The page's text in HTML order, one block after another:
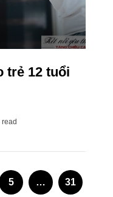
trẻ 12 tuổi
read
5 … 31